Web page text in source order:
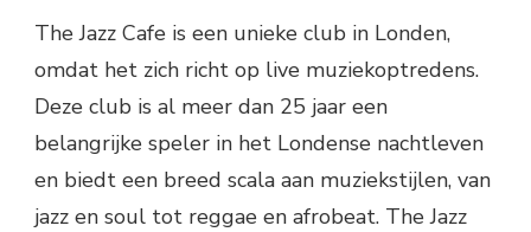
The Jazz Cafe is een unieke club in Londen,
omdat het zich richt op live muziekoptredens.
Deze club is al meer dan 25 jaar een
belangrijke speler in het Londense nachtleven
en biedt een breed scala aan muziekstijlen, van
jazz en soul tot reggae en afrobeat. The Jazz